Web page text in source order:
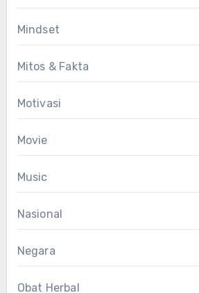
Mindset
Mitos & Fakta
Motivasi
Movie
Music
Nasional
Negara
Obat Herbal